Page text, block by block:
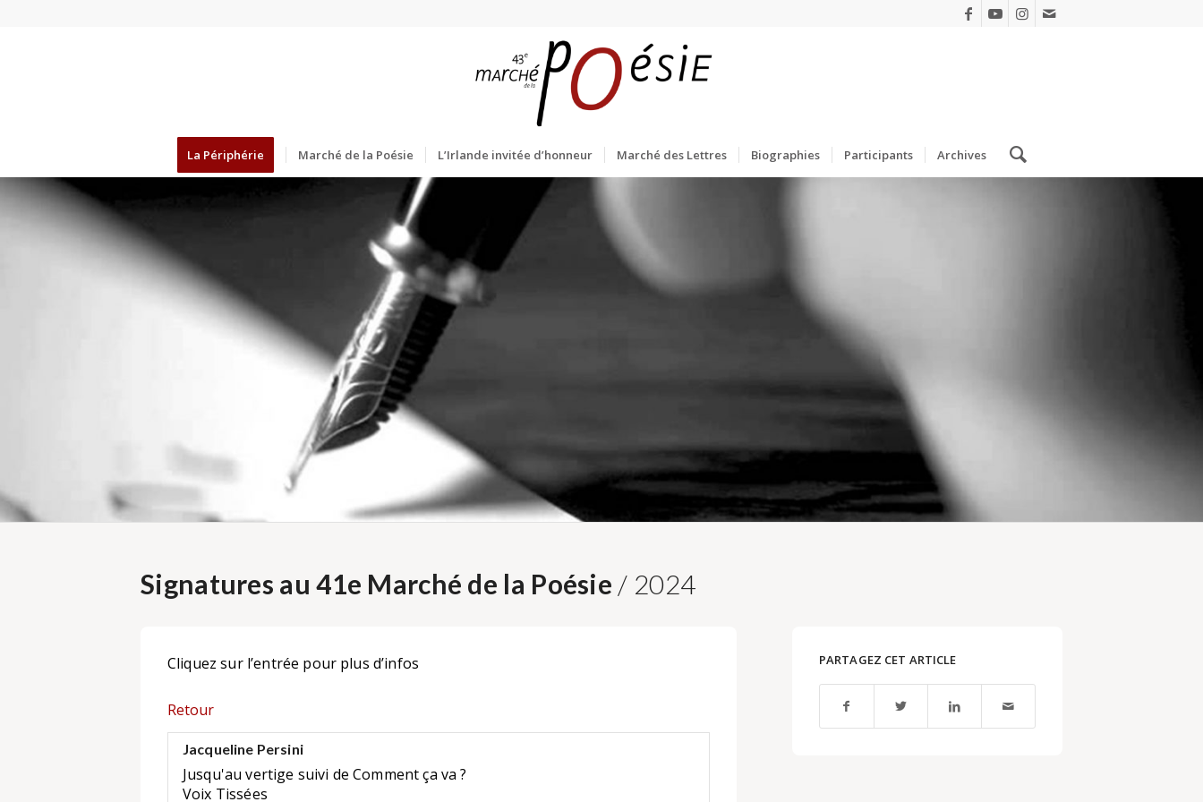
La Périphérie Marché de la Poésie L’Irlande invitée d’honneur Marché des Lettres Biographies Participants Archives
Signatures au 41e Marché de la Poésie / 2024
Cliquez sur l’entrée pour plus d’infos
Retour
Jacqueline Persini
Jusqu'au vertige suivi de Comment ça va ?
Voix Tissées
PARTAGEZ CET ARTICLE